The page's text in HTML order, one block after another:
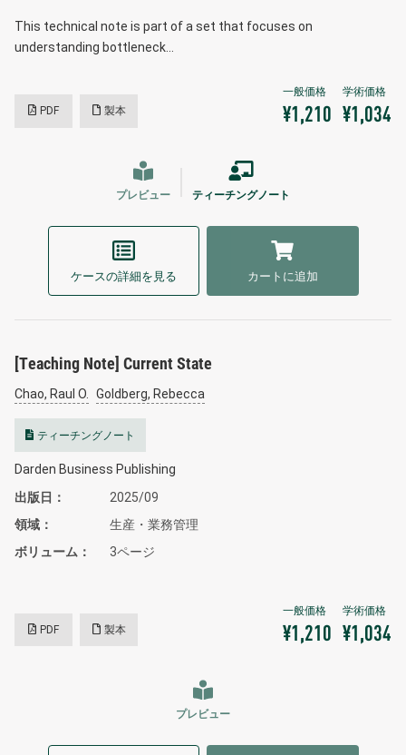
This technical note is part of a set that focuses on
understanding bottleneck…
PDF 製本 ¥1,210 ¥1,034
プレビュー ティーチングノート
ケースの詳細を見る カートに追加
[Teaching Note] Current State
Chao, Raul O. Goldberg, Rebecca
ティーチングノート
Darden Business Publishing
出版日
2025/09
領域
生産・業務管理
ボリューム
3ページ
PDF 製本 ¥1,210 ¥1,034
プレビュー